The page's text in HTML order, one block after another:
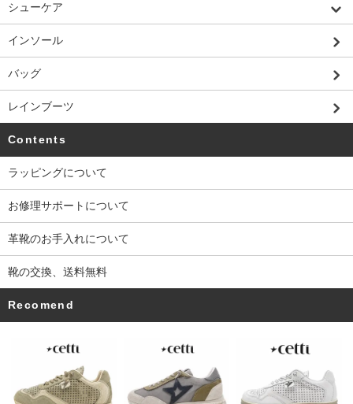
シューケア
インソール
バッグ
レインブーツ
Contents
ラッピングについて
お修理サポートについて
革靴のお手入れについて
靴の交換、送料無料
Recomend